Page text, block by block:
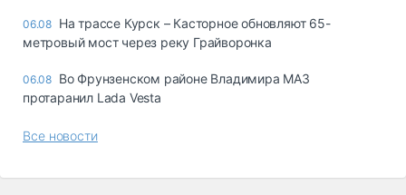
06.08 На трассе Курск – Касторное обновляют 65-
метровый мост через реку Грайворонка
06.08 Во Фрунзенском районе Владимира МАЗ
протаранил Lada Vesta
Все новости